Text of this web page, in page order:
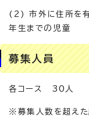
(2) 市外に住所を
年生までの児童
募集人員
各コース 30人
※募集人数を超えた